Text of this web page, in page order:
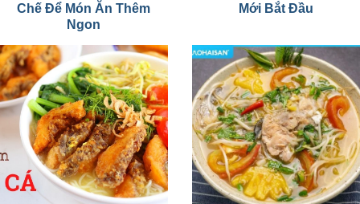
Chế Để Món Ăn Thêm
Ngon
Mới Bắt Đầu